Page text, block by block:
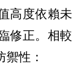
高度依賴未
修正。相較
性：